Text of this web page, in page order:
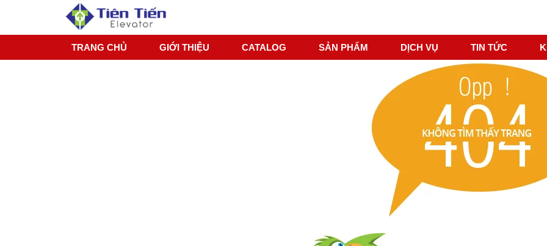
TRANG CHỦ GIỚI THIỆU CATALOG SẢN PHẨM DỊCH VỤ TIN TỨC